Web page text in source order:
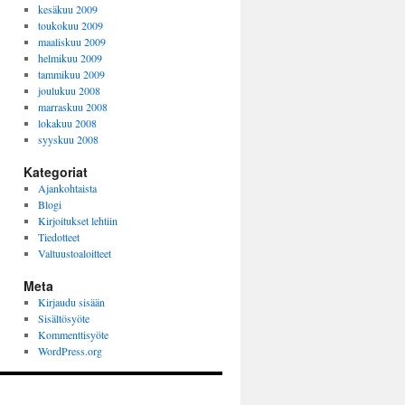
kesäkuu 2009
toukokuu 2009
maaliskuu 2009
helmikuu 2009
tammikuu 2009
joulukuu 2008
marraskuu 2008
lokakuu 2008
syyskuu 2008
Kategoriat
Ajankohtaista
Blogi
Kirjoitukset lehtiin
Tiedotteet
Valtuustoaloitteet
Meta
Kirjaudu sisään
Sisältösyöte
Kommenttisyöte
WordPress.org